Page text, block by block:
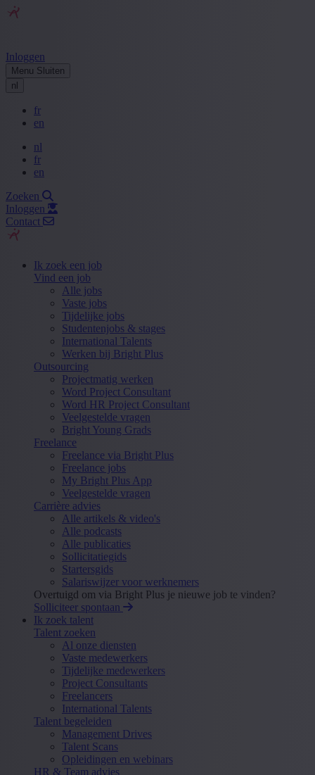
Inloggen
Menu Sluiten
nl
fr
en
nl
fr
en
Zoeken
Inloggen
Contact
Ik zoek een job
Vind een job
Alle jobs
Vaste jobs
Tijdelijke jobs
Studentenjobs & stages
International Talents
Werken bij Bright Plus
Outsourcing
Projectmatig werken
Word Project Consultant
Word HR Project Consultant
Veelgestelde vragen
Bright Young Grads
Freelance
Freelance via Bright Plus
Freelance jobs
My Bright Plus App
Veelgestelde vragen
Carrière advies
Alle artikels & video's
Alle podcasts
Alle publicaties
Sollicitatiegids
Startersgids
Salariswijzer voor werknemers
Overtuigd om via Bright Plus je nieuwe job te vinden?
Solliciteer spontaan
Ik zoek talent
Talent zoeken
Al onze diensten
Vaste medewerkers
Tijdelijke medewerkers
Project Consultants
Freelancers
International Talents
Talent begeleiden
Management Drives
Talent Scans
Opleidingen en webinars
HR & Team advies